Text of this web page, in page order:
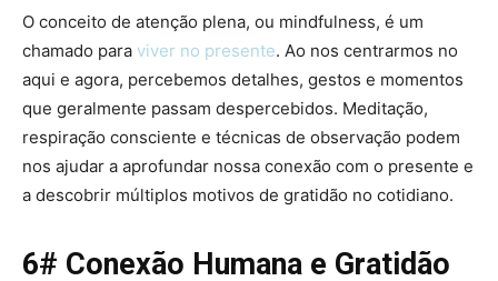
O conceito de atenção plena, ou mindfulness, é um
chamado para viver no presente. Ao nos centrarmos no
aqui e agora, percebemos detalhes, gestos e momentos
que geralmente passam despercebidos. Meditação,
respiração consciente e técnicas de observação podem
nos ajudar a aprofundar nossa conexão com o presente e
a descobrir múltiplos motivos de gratidão no cotidiano.
6# Conexão Humana e Gratidão